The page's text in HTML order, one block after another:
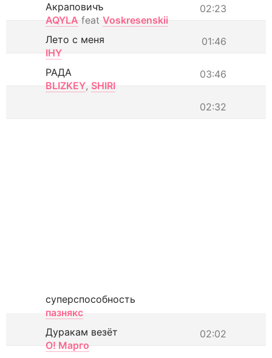
02:23
Акраповичъ
AQYLA feat Voskresenskii
01:46
Лето с меня
IHY
03:46
РАДА
BLIZKEY, SHIRI
02:32
суперспособность
пазнякс
02:02
Дуракам везёт
О! Марго